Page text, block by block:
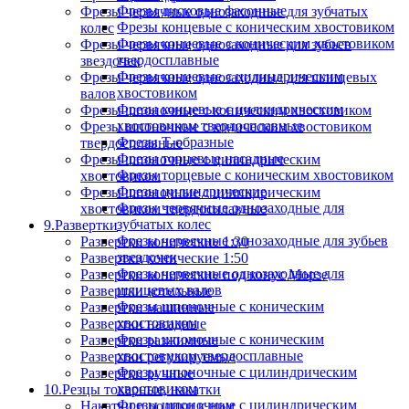
Фрезы червячные однозаходные для зубчатых
колес
Фрезы червячные однозаходные для зубьев
звездочек
Фрезы червячные однозаходные для шлицевых
валов
Фрезы шпоночные с коническим хвостовиком
Фрезы шпоночные с коническим хвостовиком
твердосплавные
Фрезы шпоночные с цилиндрическим
хвостовиком
Фрезы шпоночные с цилиндрическим
хвостовиком твердосплавные
9.Развертки
Развертки конические 1:30
Развертки конические 1:50
Развертки конические под конус Морзе
Развертки котельные
Развертки машинные
Развертки насадные
Развертки разжимные
Развертки регулируемые
Развертки ручные
10.Резцы токарные, накатки
Накатки и ролики к ним
Фрезы дисковые фасонные
Фрезы концевые с коническим хвостовиком
Фрезы концевые с коническим хвостовиком
твердосплавные
Фрезы концевые с цилиндрическим
хвостовиком
Фрезы концевые с цилиндрическим
хвостовиком твердосплавные
Фрезы Т-образные
Фрезы торцевые насадные
Фрезы торцевые с коническим хвостовиком
Фрезы цилиндрические
Фрезы червячные однозаходные для
зубчатых колес
Фрезы червячные однозаходные для зубьев
звездочек
Фрезы червячные однозаходные для
шлицевых валов
Фрезы шпоночные с коническим
хвостовиком
Фрезы шпоночные с коническим
хвостовиком твердосплавные
Фрезы шпоночные с цилиндрическим
хвостовиком
Фрезы шпоночные с цилиндрическим